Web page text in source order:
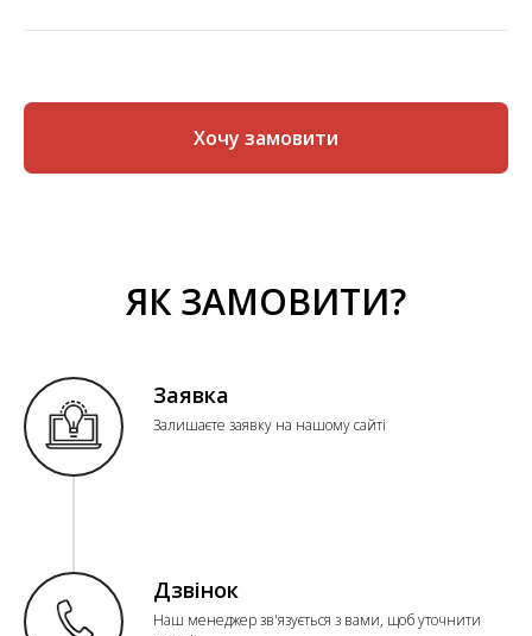
Хочу замовити
ЯК ЗАМОВИТИ?
Заявка
Залишаєте заявку на нашому сайті
Дзвінок
Наш менеджер зв'язується з вами, щоб уточнити